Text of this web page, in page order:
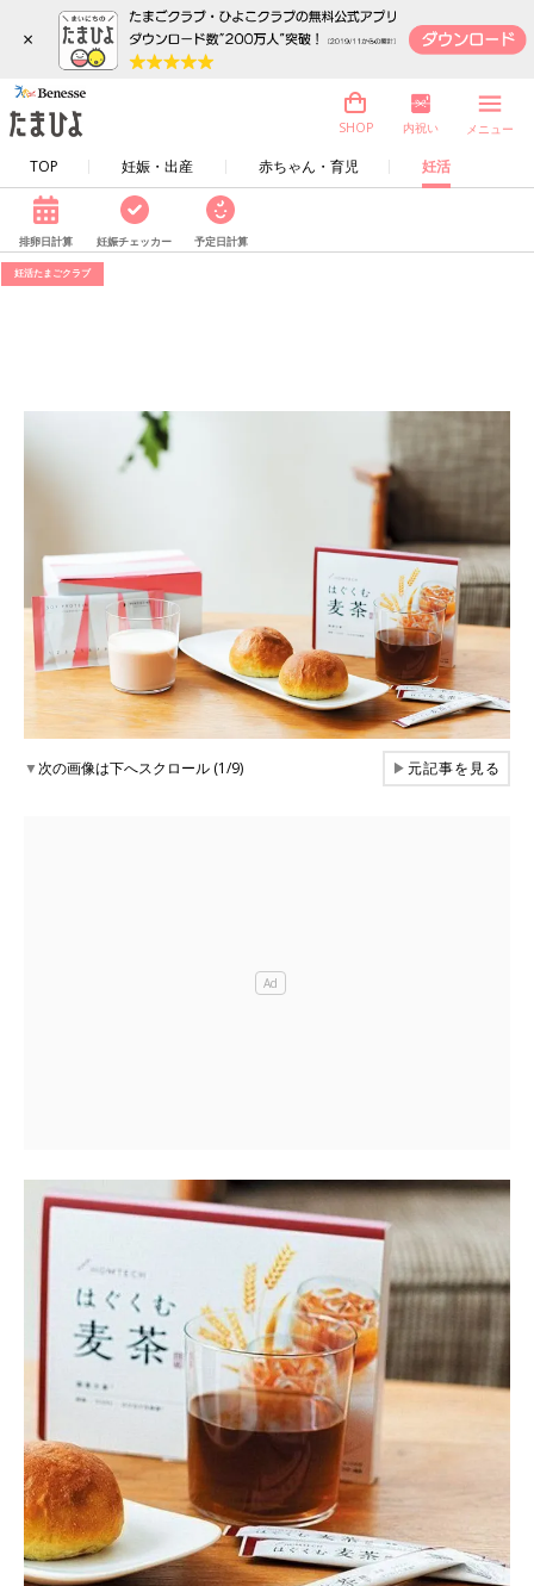
×
TOP 妊娠・出産 赤ちゃん・育児 妊活
SHOP 内祝い メニュー
排卵日計算 妊娠チェッカー 予定日計算
妊活たまごクラブ
▼次の画像は下へスクロール (1/9) ▶元記事を見る